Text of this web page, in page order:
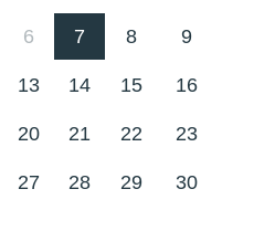
6 7 8 9
13 14 15 16
20 21 22 23
27 28 29 30